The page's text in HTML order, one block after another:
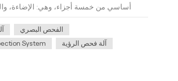
أساسي من خمسة أجزاء، وهي: الإضاءة،
الكمبيوتر. ما هو الفحص البصري؟نظام
إرسالها إلى نظام معالجة صور مخصص
الفحص البصري
System آلة فحص الرؤية